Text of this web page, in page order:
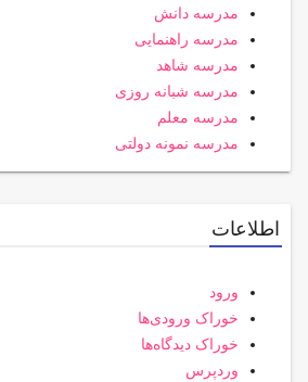
مدرسه دانش
مدرسه راهنمایی
مدرسه شاهد
مدرسه شبانه روزی
مدرسه معلم
مدرسه نمونه دولتی
اطلاعات
ورود
خوراک ورودی‌ها
خوراک دیدگاه‌ها
وردپرس